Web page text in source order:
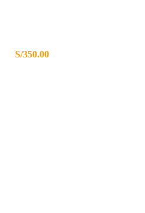
S/350.00